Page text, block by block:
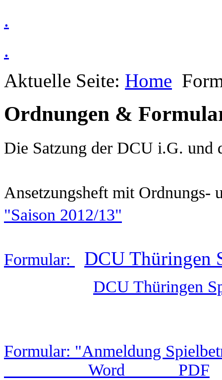
.
.
Aktuelle Seite: Home
Ordnungen &
Die Satzung der DCU i.G. und
Ansetzungsheft mit Ordnungs-
"Saison 2012/13"
Formular: DCU Thüringen
DCU Thüringen
Formular: "Anmeldung
Word
PDF